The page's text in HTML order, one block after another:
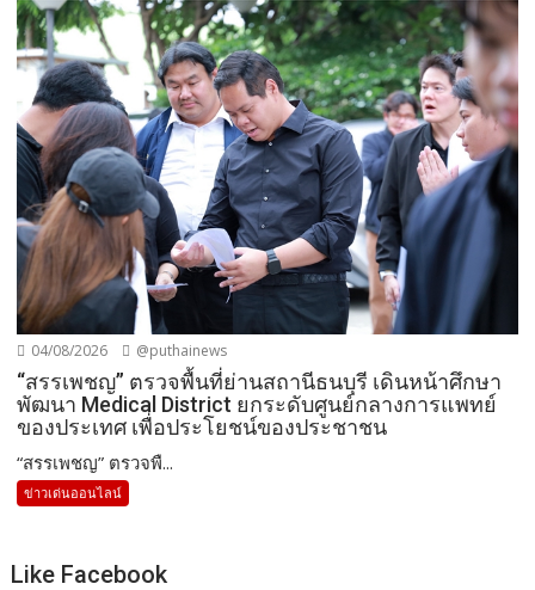
04/08/2026 @puthainews
“สรรเพชญ” ตรวจพื้นที่ย่านสถานีธนบุรี เดินหน้าศึกษา
พัฒนา Medical District ยกระดับศูนย์กลางการแพทย์
ของประเทศ เพื่อประโยชน์ของประชาชน
“สรรเพชญ” ตรวจพื...
ข่าวเด่นออนไลน์
Like Facebook